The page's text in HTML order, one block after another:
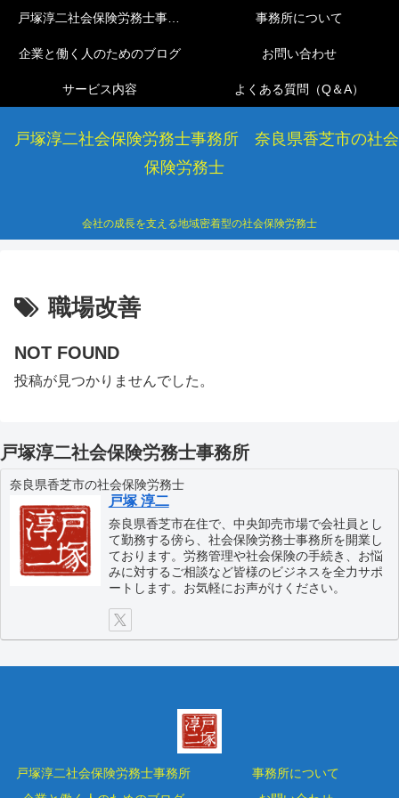
戸塚淳二社会保険労務士事務所 奈良県香芝市の社会
保険労務士
会社の成長を支える地域密着型の社会保険労務士
戸塚淳二社会保険労務士事務所 事務所について
企業と働く人のためのブログ お問い合わせ
サービス内容 よくある質問（Q＆A）
職場改善
NOT FOUND
投稿が見つかりませんでした。
戸塚淳二社会保険労務士事務所
奈良県香芝市の社会保険労務士
戸塚 淳二
奈良県香芝市在住で、中央卸売市場で会社員とし
て勤務する傍ら、社会保険労務士事務所を開業し
ております。労務管理や社会保険の手続き、お悩
みに対するご相談など皆様のビジネスを全力サポ
ートします。お気軽にお声がけください。
戸塚淳二社会保険労務士事務所
事務所について